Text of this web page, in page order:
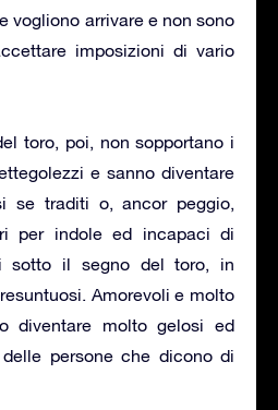
vogliono arrivare e non sono
imposizioni di vario
toro, poi, non sopportano i
e sanno diventare
se traditi o, ancor peggio,
per indole ed incapaci di
sotto il segno del toro, in
Amorevoli e molto
diventare molto gelosi ed
persone che dicono di